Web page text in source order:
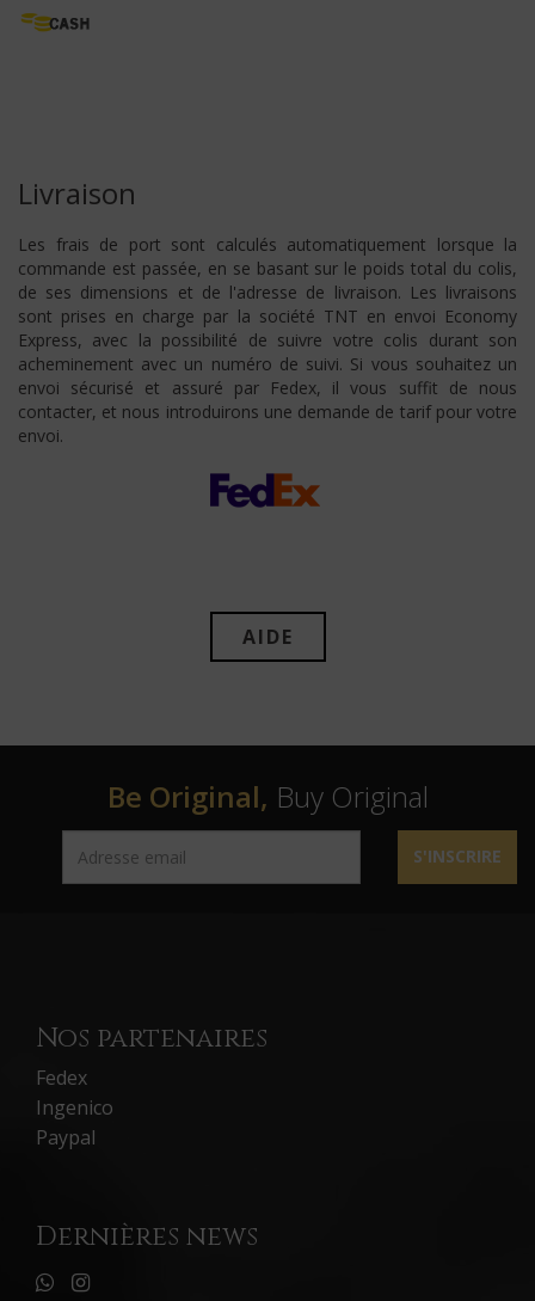
Livraison
Les frais de port sont calculés automatiquement lorsque la
commande est passée, en se basant sur le poids total du colis,
de ses dimensions et de l'adresse de livraison. Les livraisons
sont prises en charge par la société TNT en envoi Economy
Express, avec la possibilité de suivre votre colis durant son
acheminement avec un numéro de suivi. Si vous souhaitez un
envoi sécurisé et assuré par Fedex, il vous suffit de nous
contacter, et nous introduirons une demande de tarif pour votre
envoi.
AIDE
Be Original, Buy Original
S'INSCRIRE
Nos partenaires
Fedex
Ingenico
Paypal
Dernières news